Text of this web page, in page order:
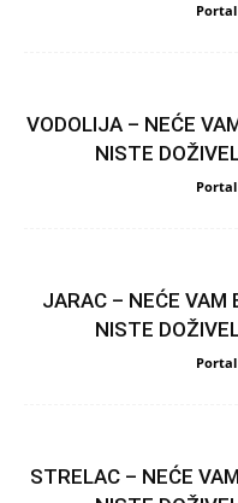
Portal
VODOLIJA – NEĆE
NISTE
Portal
JARAC – NEĆE VAM
NISTE
Portal
STRELAC – NEĆE